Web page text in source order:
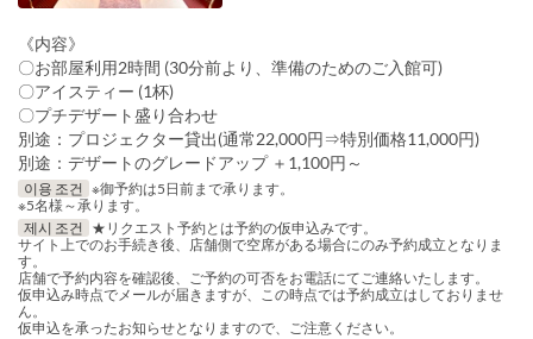
《内容》
〇お部屋利用2時間 (30分前より、準備のためのご入館可)
〇アイスティー (1杯)
〇プチデザート盛り合わせ
別途：プロジェクター貸出(通常22,000円⇒特別価格11,000円)
別途：デザートのグレードアップ ＋1,100円～
이용 조건 ※御予約は5日前まで承ります。
※5名様～承ります。
제시 조건
★リクエスト予約とは予約の仮申込みです。
サイト上でのお手続き後、店舗側で空席がある場合にのみ予約成立となりま
す。
店舗で予約内容を確認後、ご予約の可否をお電話にてご連絡いたします。
仮申込み時点でメールが届きますが、この時点では予約成立はしておりませ
ん。
仮申込を承ったお知らせとなりますので、ご注意ください。